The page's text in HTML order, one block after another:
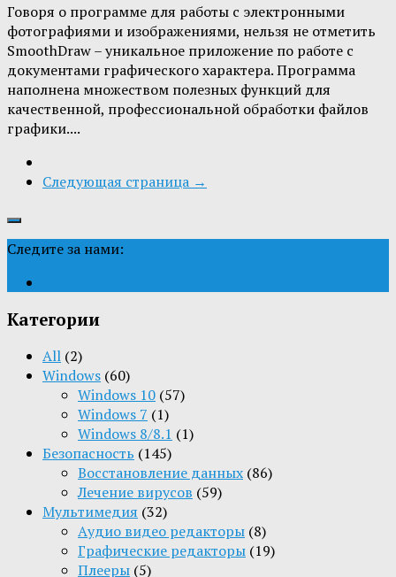
Говоря о программе для работы с электронными
фотографиями и изображениями, нельзя не отметить
SmoothDraw – уникальное приложение по работе с
документами графического характера. Программа
наполнена множеством полезных функций для
качественной, профессиональной обработки файлов
графики....
Следующая страница →
Следите за нами:
Категории
All (2)
Windows (60)
Windows 10 (57)
Windows 7 (1)
Windows 8/8.1 (1)
Безопасность (145)
Восстановление данных (86)
Лечение вирусов (59)
Мультимедия (32)
Aудио видео редакторы (8)
Графические редакторы (19)
Плееры (5)